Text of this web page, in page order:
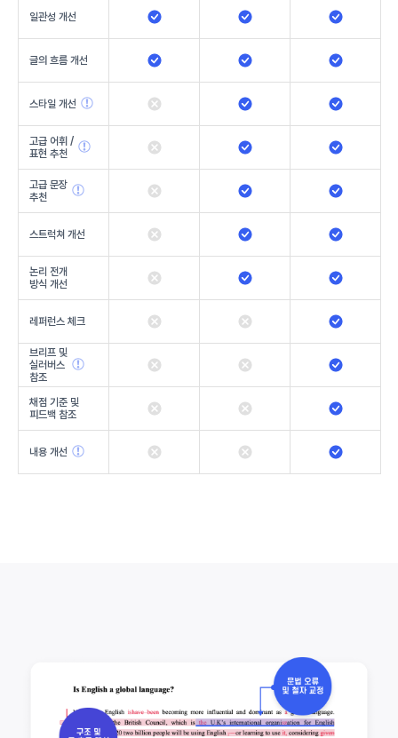
일관성 개선
글의 흐름 개선
스타일 개선
고급 어휘 /
표현 추천
고급 문장
추천
스트럭쳐 개선
논리 전개
방식 개선
레퍼런스 체크
브리프 및
실러버스
참조
채점 기준 및
피드백 참조
내용 개선